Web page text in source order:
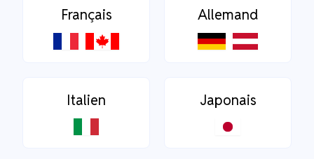
Français Allemand
Italien Japonais